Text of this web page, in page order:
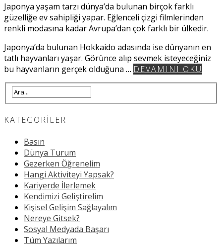
Japonya yaşam tarzı dünya’da bulunan birçok farklı
güzelliğe ev sahipliği yapar. Eğlenceli çizgi filmlerinden
renkli modasına kadar Avrupa’dan çok farklı bir ülkedir.
Japonya’da bulunan Hokkaido adasında ise dünyanın en
tatlı hayvanları yaşar. Görünce alıp sevmek isteyeceğiniz
bu hayvanların gerçek olduğuna … DEVAMINI OKU
KATEGORILER
Basın
Dünya Turum
Gezerken Öğrenelim
Hangi Aktiviteyi Yapsak?
Kariyerde İlerlemek
Kendimizi Geliştirelim
Kişisel Gelişim Sağlayalım
Nereye Gitsek?
Sosyal Medyada Başarı
Tüm Yazılarım